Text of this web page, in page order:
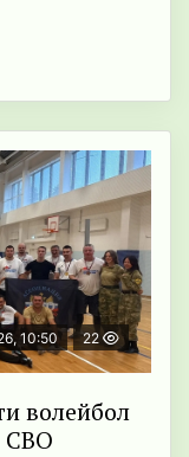
10:50 22
волейбол
СВО